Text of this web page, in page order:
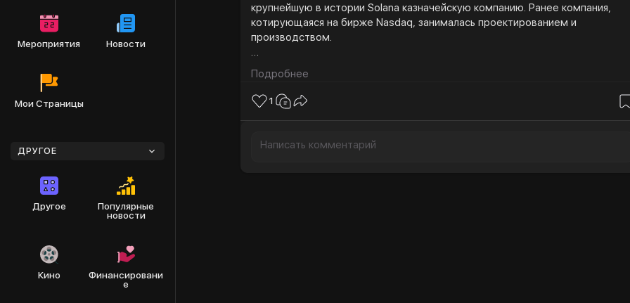
Мероприятия Новости
Мои Страницы
ДРУГОЕ
Другое
Популярные
новости
Кино
Финансировани
е
крупнейшую в истории Solana казначейскую компанию. Ранее компания,
котирующаяся на бирже Nasdaq, занималась проектированием и
производством.
Казначейство Forward's SOL почти в три раза увеличит размер текущего
крупнейшего держателя. Galaxy занимается управлением казначейством.
Jump Crypto развивает инфраструктуру с помощью таких проектов, как
Firedancer. Кайл Самани из Multicoin становится председателем правления.
Подробнее
1